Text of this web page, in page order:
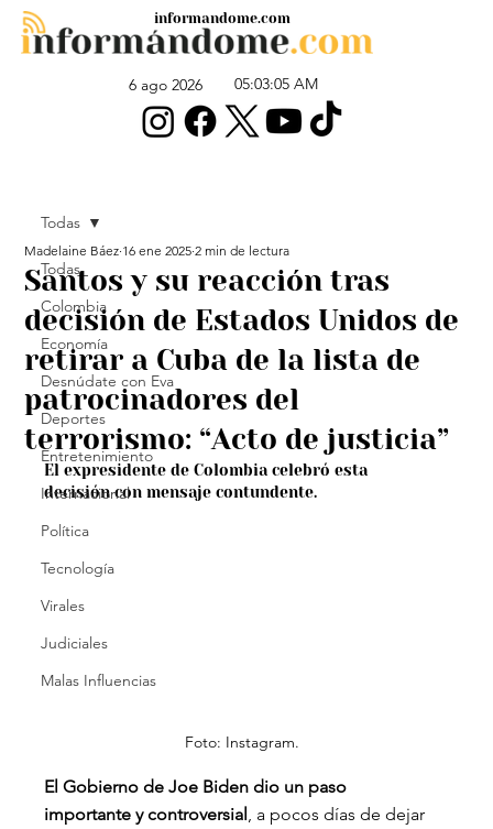
6 ago 2026 05:03:05 AM
informandome.com
Todas
Colombia
Economía
Desnúdate con Eva
Deportes
Entretenimiento
Internacional
Política
Tecnología
Virales
Judiciales
Malas Influencias
Todas
Santos y su reacción tras
decisión de Estados Unidos de
retirar a Cuba de la lista de
patrocinadores del
terrorismo: “Acto de justicia”
Madelaine Báez 16 ene 2025 2 min de lectura
El expresidente de Colombia celebró esta
decisión con mensaje contundente.
Foto: Instagram.
El Gobierno de Joe Biden dio un paso
importante y controversial , a pocos días de dejar